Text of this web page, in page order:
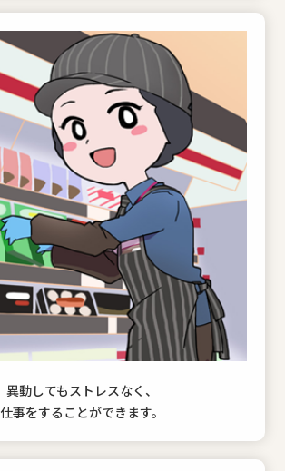
異動してもストレスなく、
仕事をすることができます。